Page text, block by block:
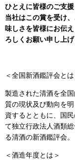
ひとえに皆様のご支
当社はこの賞を受け
味しさを皆様にお伝
ろしくお願い申し上げ
＜全国新酒鑑評会とは
製造された清酒を全
質の現状及び動向を
資するとともに、国
て独立行政法人酒類
る清酒の新酒鑑評会。
＜酒造年度とは＞